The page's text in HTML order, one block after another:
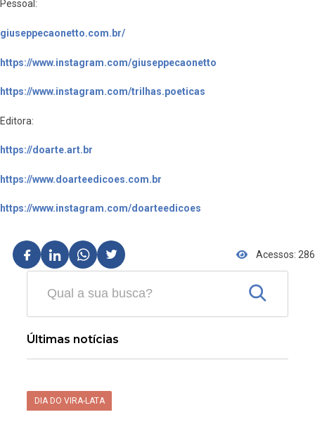
Pessoal:
giuseppecaonetto.com.br/
https://www.instagram.com/giuseppecaonetto
https://www.instagram.com/trilhas.poeticas
Editora:
https://doarte.art.br
https://www.doarteedicoes.com.br
https://www.instagram.com/doarteedicoes
Acessos: 286
Últimas notícias
DIA DO VIRA-LATA